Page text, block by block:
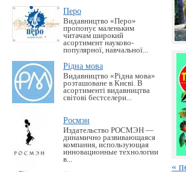
Перо
Видавництво «Перо»
пропонує маленьким
читачам широкий
асортимент науково-
популярної, навчальної...
Рідна мова
Видавництво «Рідна мова»
розташоване в Києві. В
асортименті видавництва
світові бестселери...
Росмэн
Издательство РОСМЭН —
динамично развивающаяся
компания, использующая
инновационные технологии
в...
«